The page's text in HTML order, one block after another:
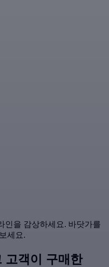
인을 감상하세요. 바닷가를
세요.
고객이 구매한